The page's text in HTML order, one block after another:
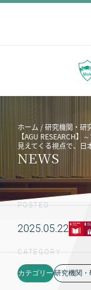
ホーム
研究機関・研
【AGU RESEARCH
見えてくる視点で、日
NEWS
POSTED
2025.05.22
CATEGORY
カテゴリー 研究機関